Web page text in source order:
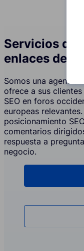
Servicios de
enlaces de
Somos una agencia
ofrece a sus
SEO en foros
europeas
posicionamiento
comentarios
respuesta a
negocio.